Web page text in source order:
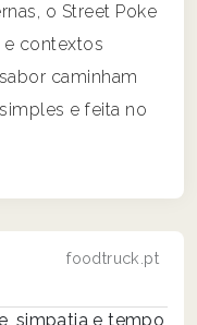
o Street Poke
e contextos
caminham
e feita no
foodtruck.pt
simpatia e tempo